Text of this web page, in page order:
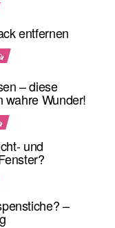
entfernen
– diese
wahre Wunder!
und
–